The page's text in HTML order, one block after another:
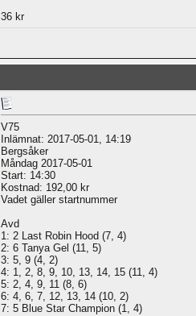
36 kr
V75
Inlämnat: 2017-05-01, 14:19
Bergsåker
Måndag 2017-05-01
Start: 14:30
Kostnad: 192,00 kr
Vadet gäller startnummer
Avd
1: 2 Last Robin Hood (7, 4)
2: 6 Tanya Gel (11, 5)
3: 5, 9 (4, 2)
4: 1, 2, 8, 9, 10, 13, 14, 15 (11, 4)
5: 2, 4, 9, 11 (8, 6)
6: 4, 6, 7, 12, 13, 14 (10, 2)
7: 5 Blue Star Champion (1, 4)